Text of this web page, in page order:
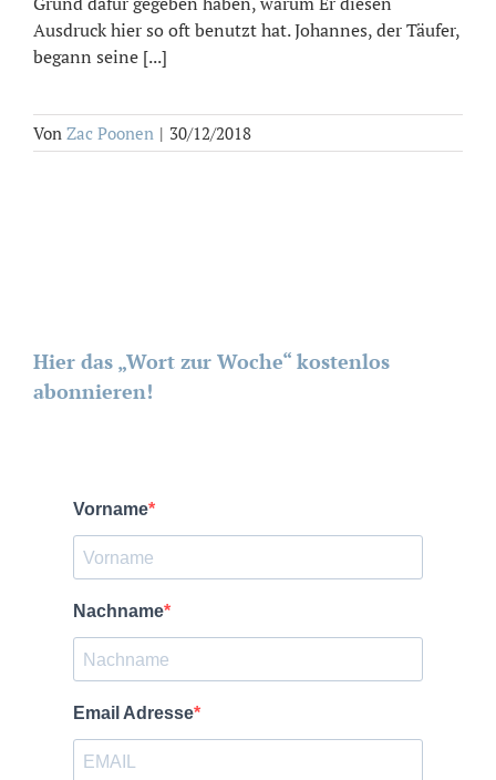
Ausdruck hier so oft benutzt hat. Johannes, der Täufer,
begann seine [...]
Von Zac Poonen | 30/12/2018
Hier das „Wort zur Woche“ kostenlos
abonnieren!